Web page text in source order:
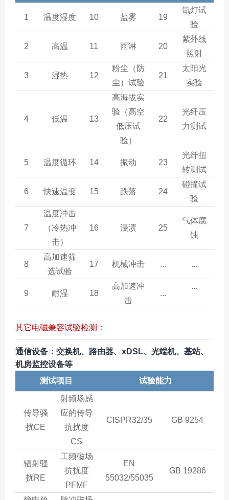
1 温度湿度 10 盐雾 19
氙灯试
验
2 高温 11 雨淋 20
紫外线
照射
3 湿热 12
粉尘（防
尘）试验
21
太阳光
实验
4 低温 13
高海拔实
验（高空
低压试
验）
22
光纤压
力测试
5 温度循环 14 振动 23
光纤扭
转测试
6 快速温变 15 跌落 24
碰撞试
验
7
温度冲击
（冷热冲
击）
16 浸渍 25
气体腐
蚀
8
高加速筛
选试验
17 机械冲击 ... ...
9 耐湿 18
高加速冲
击
...
...
其它电磁兼容试验检测：
通信设备：交换机、路由器、xDSL、光端机、基站、
机房监控设备等
测试项目
试验能力
传导骚
扰CE
射频场感
应的传导
抗扰度
CS
CISPR32/35 GB 9254
辐射骚
扰RE
工频磁场
抗扰度
PFMF
EN
55032/55035
GB 19286